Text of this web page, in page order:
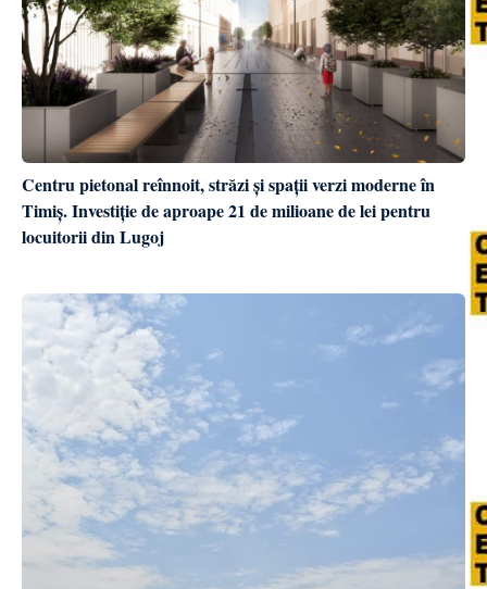
Centru pietonal reînnoit, străzi și spații verzi moderne în
Timiș. Investiție de aproape 21 de milioane de lei pentru
locuitorii din Lugoj